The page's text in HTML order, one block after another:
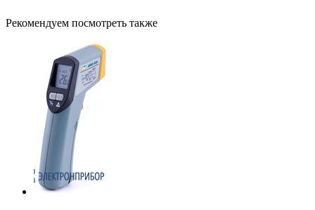
Рекомендуем посмотреть также